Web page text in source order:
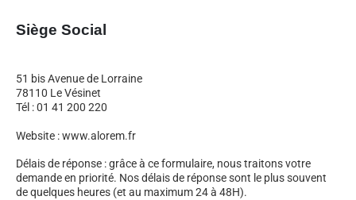
Siège Social
51 bis Avenue de Lorraine
78110 Le Vésinet
Tél : 01 41 200 220
Website : www.alorem.fr
Délais de réponse : grâce à ce formulaire, nous traitons votre
demande en priorité. Nos délais de réponse sont le plus souvent
de quelques heures (et au maximum 24 à 48H).